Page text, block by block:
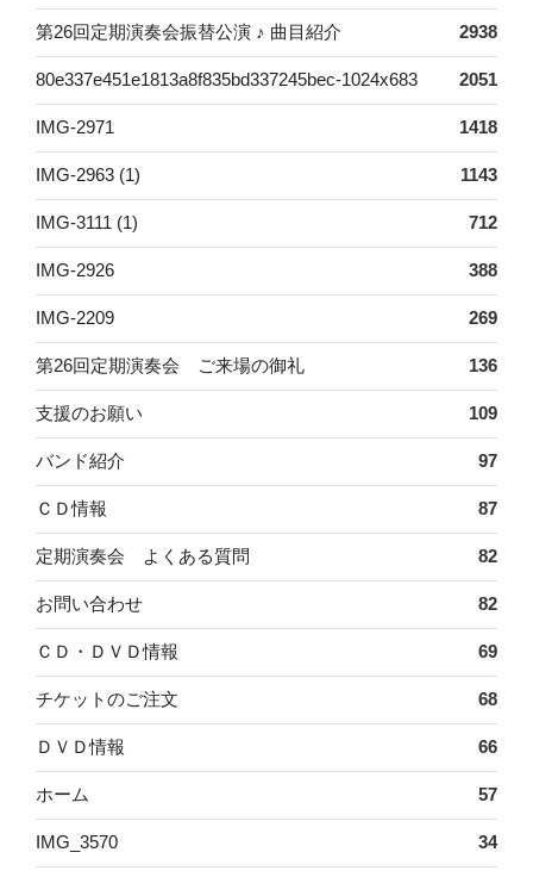
第26回定期演奏会振替公演 ♪ 曲目紹介 2938
80e337e451e1813a8f835bd337245bec-1024x683 2051
IMG-2971 1418
IMG-2963 (1) 1143
IMG-3111 (1) 712
IMG-2926 388
IMG-2209 269
第26回定期演奏会 ご来場の御礼 136
支援のお願い 109
バンド紹介 97
ＣＤ情報 87
定期演奏会 よくある質問 82
お問い合わせ 82
ＣＤ・ＤＶＤ情報 69
チケットのご注文 68
ＤＶＤ情報 66
ホーム 57
IMG_3570 34